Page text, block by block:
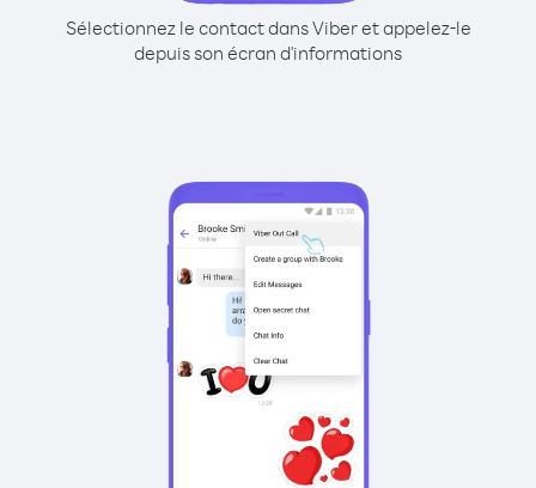
Sélectionnez le contact dans Viber et appelez-le
depuis son écran d'informations